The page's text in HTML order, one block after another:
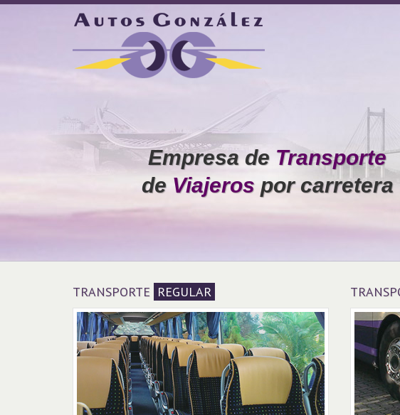
FacebookTwitterInstagram
Empresa de Transporte
de Viajerospor carretera
TRANSPORTE REGULAR